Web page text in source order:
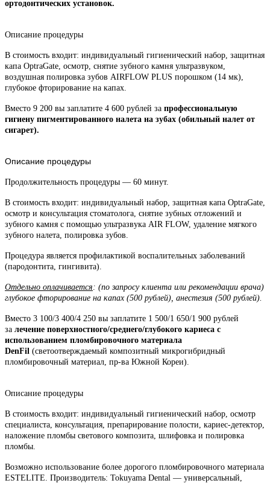
ортодонтических установок.
Описание процедуры
В стоимость входит: индивидуальный гигиенический набор, защитная
капа OptraGate, осмотр, снятие зубного камня ультразвуком,
воздушная полировка зубов AIRFLOW PLUS порошком (14 мк),
глубокое фторирование на капах.
Вместо 9 200 вы заплатите 4 600 рублей за профессиональную
гигиену пигментированного налета на зубах (обильный налет от
сигарет).
Описание процедуры
Продолжительность процедуры — 60 минут.
В стоимость входит: индивидуальный набор, защитная капа OptraGate,
осмотр и консультация стоматолога, снятие зубных отложений и
зубного камня с помощью ультразвука AIR FLOW, удаление мягкого
зубного налета, полировка зубов.
Процедура является профилактикой воспалительных заболеваний
(пародонтита, гингивита).
Отдельно оплачивается : (по запросу клиента или рекомендации врача)
глубокое фторирование на капах (500 рублей), анестезия (500 рублей).
Вместо 3 100/3 400/4 250 вы заплатите 1 500/1 650/1 900 рублей
за лечение поверхностного/среднего/глубокого кариеса с
использованием пломбировочного материала
DenFil (светоотверждаемый композитный микрогибридный
пломбировочный материал, пр-ва Южной Кореи).
Описание процедуры
В стоимость входит: индивидуальный гигиенический набор, осмотр
специалиста, консультация, препарирование полости, кариес-детектор,
наложение пломбы светового композита, шлифовка и полировка
пломбы.
Возможно использование более дорогого пломбировочного материала
ESTELITE. Производитель: Tokuyama Dental — универсальный,